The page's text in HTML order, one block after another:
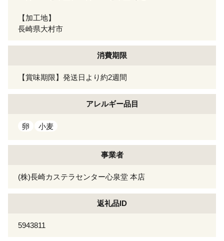
【加工地】
長崎県大村市
消費期限
【賞味期限】発送日より約2週間
アレルギー品目
卵 小麦
事業者
(株)長崎カステラセンター心泉堂 本店
返礼品ID
5943811